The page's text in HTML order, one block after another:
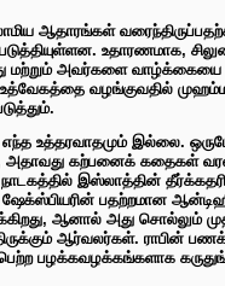
ஆதாரங்கள்
உதாரணமாக,
அவர்களை வாழ்க்கையை
உத்வேகத்தை வழங்குவதில்
எந்த உத்தரவாதமும் இல்லை.
கற்பனைக் கதைகள்
இஸ்லாத்தின்
பதற்றமான
ஆனால் அது
ஆர்வலர்கள். ராபின்
பழக்கவழக்கங்களாக